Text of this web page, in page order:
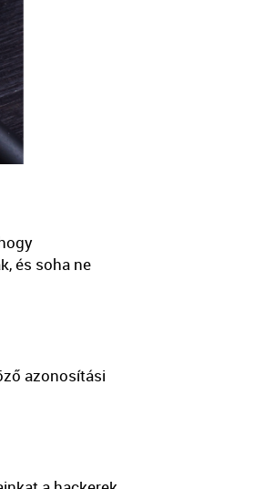
és soha ne
azonosítási